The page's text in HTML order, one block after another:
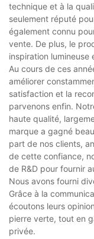
technique et à la
seulement réputé
également connu
vente. De plus, le
inspiration lumineuse
Au cours de ces
améliorer
satisfaction et la
parvenons enfin.
haute qualité,
marque a gagné
part de nos clients,
de cette confiance,
de R&D pour fournir
Nous avons fourni
Grâce à la
écoutons leurs
pierre verte, tout en
privée.